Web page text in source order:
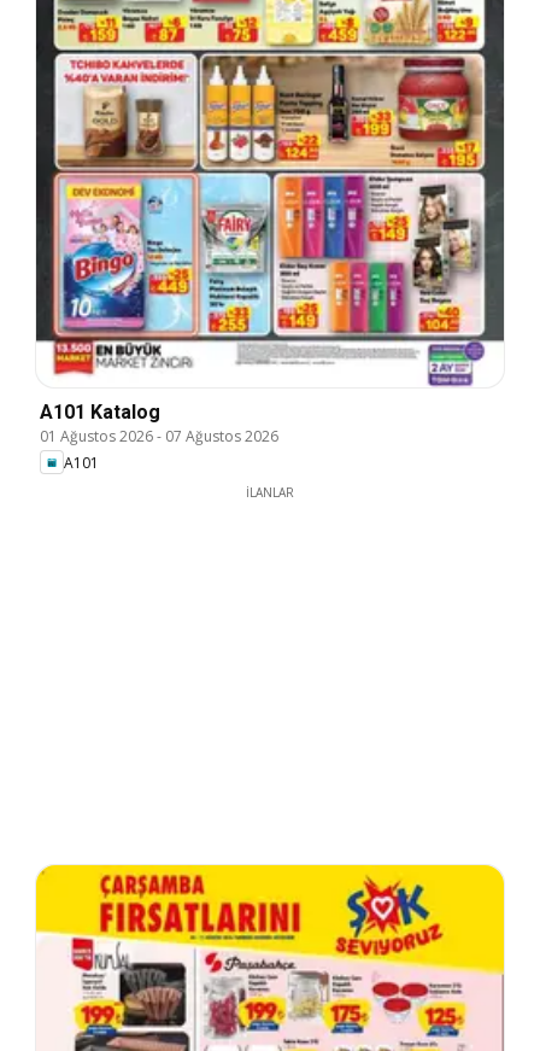
A101 Katalog
01 Ağustos 2026- 07 Ağustos 2026
A101
İLANLAR